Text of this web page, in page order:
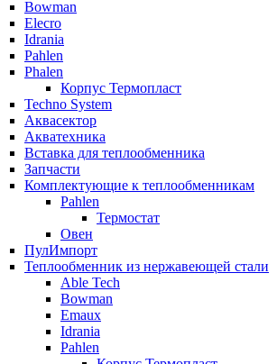
Bowman
Elecro
Idrania
Pahlen
Phalen
Корпус Термопласт
Techno System
Аквасектор
Акватехника
Вставка для теплообменника
Запчасти
Комплектующие к теплообменникам
Pahlen
Термостат
Овен
ПулИмпорт
Теплообменник из нержавеющей стали
Able Tech
Bowman
Emaux
Idrania
Pahlen